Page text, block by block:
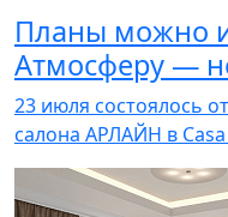
Планы можно
Атмосферу —
23 июля состоялось
салона АРЛАЙН в Casa